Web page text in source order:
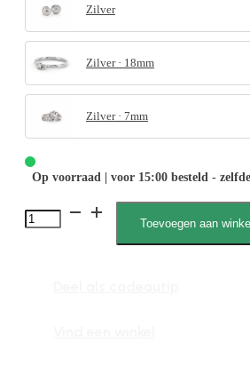
Zilver
Zilver · 18mm
Zilver · 7mm
Op voorraad | voor 15:00 besteld -
Lilly
Toevoegen aan